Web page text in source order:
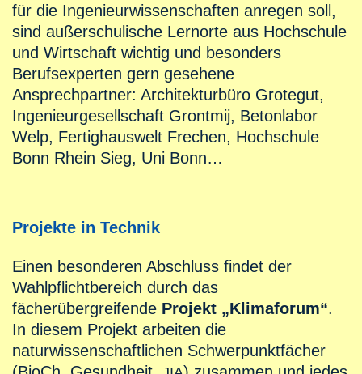
für die Ingenieurwissenschaften anregen soll,
sind außerschulische Lernorte aus Hochschule
und Wirtschaft wichtig und besonders
Berufsexperten gern gesehene
Ansprechpartner: Architekturbüro Grotegut,
Ingenieurgesellschaft Grontmij, Betonlabor
Welp, Fertighauswelt Frechen, Hochschule
Bonn Rhein Sieg, Uni Bonn…
Projekte in Technik
Einen besonderen Abschluss findet der
Wahlpflichtbereich durch das
fächerübergreifende Projekt „Klimaforum“.
In diesem Projekt arbeiten die
naturwissenschaftlichen Schwerpunktfächer